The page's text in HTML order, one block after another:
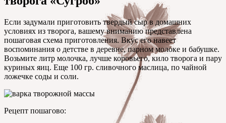
Если задумали приготовить твердый сыр в домашних
условиях из творога, вашему вниманию представлена
пошаговая схема приготовления. Вкус его навеет
воспоминания о детстве в деревне, парном молоке и бабушке.
Возьмите литр молочка, лучше коровьего, кило творога и пару
куриных яиц. Еще 100 гр. сливочного маслица, по чайной
ложечке соды и соли.
Рецепт пошагово: